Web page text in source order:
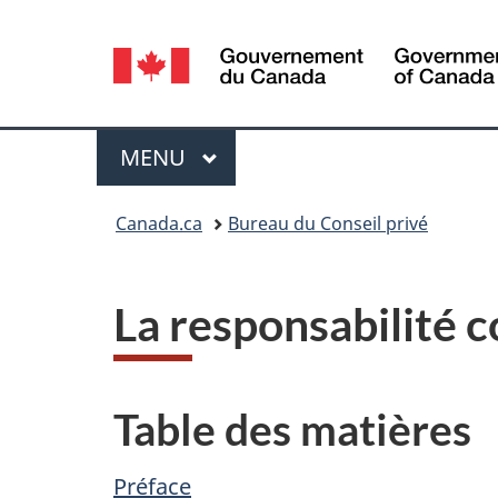
Sélection
de
la
langue
Menu
MENU PRINCIPAL
Canada.ca Bureau du Conseil privé
La responsabilité
Table des matières
Préface